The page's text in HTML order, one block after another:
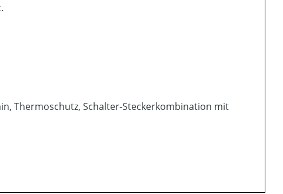
Thermoschutz, Schalter-Steckerkombination mit